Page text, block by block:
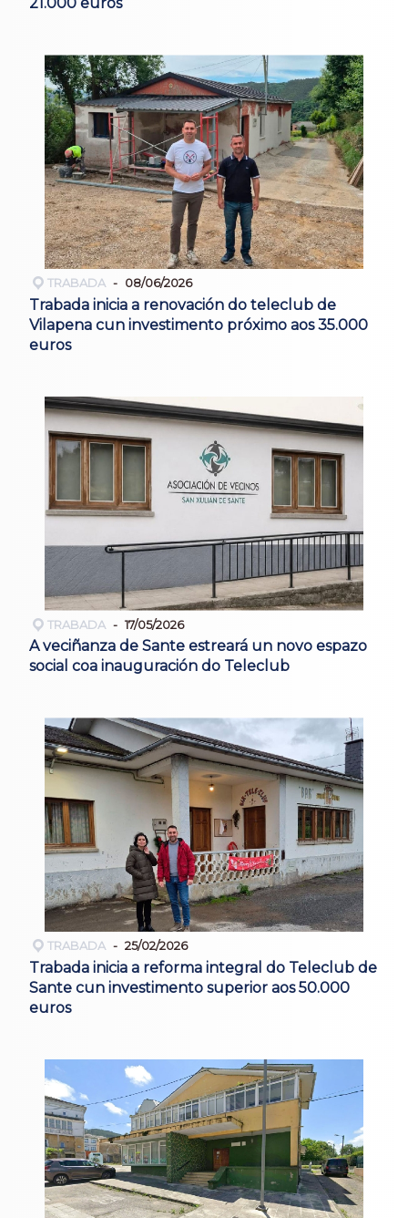
TRABADA 08/06/2026
Trabada inicia a renovación do teleclub de
Vilapena cun investimento próximo aos 35.000
euros
TRABADA 17/05/2026
A veciñanza de Sante estreará un novo espazo
social coa inauguración do Teleclub
TRABADA 25/02/2026
Trabada inicia a reforma integral do Teleclub de
Sante cun investimento superior aos 50.000
euros